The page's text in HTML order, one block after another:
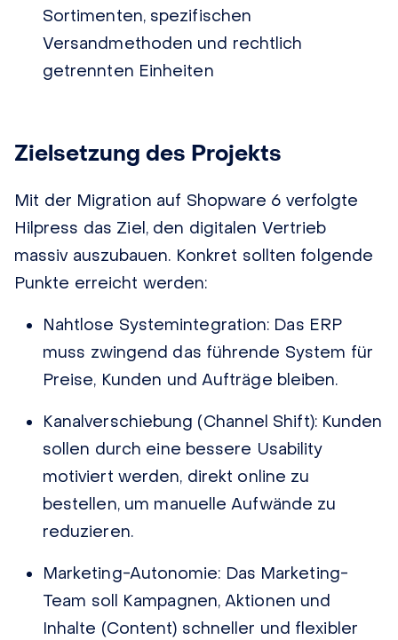
Sortimenten, spezifischen
Versandmethoden und rechtlich
getrennten Einheiten
Zielsetzung des Projekts
Mit der Migration auf Shopware 6 verfolgte
Hilpress das Ziel, den digitalen Vertrieb
massiv auszubauen. Konkret sollten folgende
Punkte erreicht werden:
Nahtlose Systemintegration: Das ERP
muss zwingend das führende System für
Preise, Kunden und Aufträge bleiben.
Kanalverschiebung (Channel Shift):Kunden
sollen durch eine bessere Usability
motiviert werden, direkt online zu
bestellen, um manuelle Aufwände zu
reduzieren.
Marketing-Autonomie: Das Marketing-
Team soll Kampagnen, Aktionen und
Inhalte (Content) schneller und flexibler